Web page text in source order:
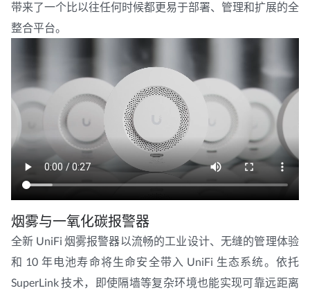
带来了一个比以往任何时候都更易于部署、管理和扩展的全
整合平台。
烟雾与一氧化碳报警器
全新 UniFi 烟雾报警器以流畅的工业设计、无缝的管理体验
和 10 年电池寿命将生命安全带入 UniFi 生态系统。依托
SuperLink 技术，即使隔墙等复杂环境也能实现可靠远距离